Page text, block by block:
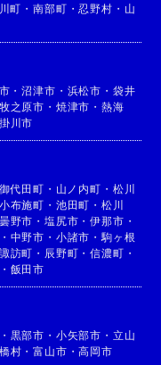
町 ・南部町 ・忍野村 ・ 山
・沼津市 ・ 浜松市 ・ 袋井
牧之原市 ・ 焼津市 ・ 熱海
掛川市
御代田町 ・ 山ノ内町 ・ 松川
小布施町 ・ 池田町 ・ 松川
野市 ・ 塩尻市 ・伊那市 ・
・ 中野市 ・ 小諸市 ・ 駒ヶ根
訪町 ・ 辰野町 ・信濃町 ・
・ 飯田市
・ 黒部市 ・ 小矢部市 ・ 立山
村 ・富山市 ・高岡市